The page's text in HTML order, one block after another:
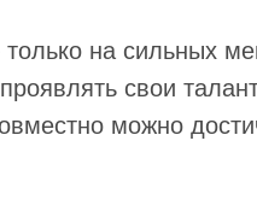
на сильных
свои
можно